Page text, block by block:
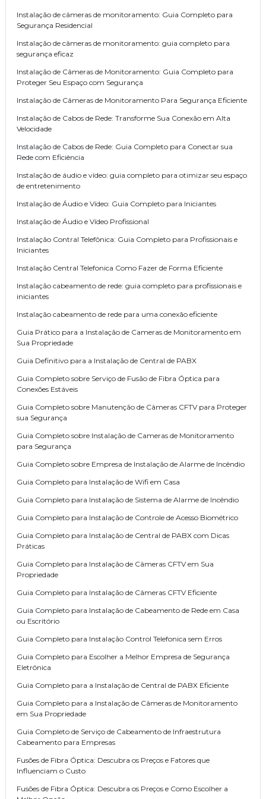
Instalação de câmeras de monitoramento: Guia Completo para
Segurança Residencial
Instalação de câmeras de monitoramento: guia completo para
segurança eficaz
Instalação de Câmeras de Monitoramento: Guia Completo para
Proteger Seu Espaço com Segurança
Instalação de Câmeras de Monitoramento Para Segurança Eficiente
Instalação de Cabos de Rede: Transforme Sua Conexão em Alta
Velocidade
Instalação de Cabos de Rede: Guia Completo para Conectar sua
Rede com Eficiência
Instalação de áudio e vídeo: guia completo para otimizar seu espaço
de entretenimento
Instalação de Áudio e Vídeo: Guia Completo para Iniciantes
Instalação de Áudio e Vídeo Profissional
Instalação Contral Telefônica: Guia Completo para Profissionais e
Iniciantes
Instalação Central Telefonica Como Fazer de Forma Eficiente
Instalação cabeamento de rede: guia completo para profissionais e
iniciantes
Instalação cabeamento de rede para uma conexão eficiente
Guia Prático para a Instalação de Cameras de Monitoramento em
Sua Propriedade
Guia Definitivo para a Instalação de Central de PABX
Guia Completo sobre Serviço de Fusão de Fibra Óptica para
Conexões Estáveis
Guia Completo sobre Manutenção de Câmeras CFTV para Proteger
sua Segurança
Guia Completo sobre Instalação de Cameras de Monitoramento
para Segurança
Guia Completo sobre Empresa de Instalação de Alarme de Incêndio
Guia Completo para Instalação de Wifi em Casa
Guia Completo para Instalação de Sistema de Alarme de Incêndio
Guia Completo para Instalação de Controle de Acesso Biométrico
Guia Completo para Instalação de Central de PABX com Dicas
Práticas
Guia Completo para Instalação de Câmeras CFTV em Sua
Propriedade
Guia Completo para Instalação de Câmeras CFTV Eficiente
Guia Completo para Instalação de Cabeamento de Rede em Casa
ou Escritório
Guia Completo para Instalação Control Telefonica sem Erros
Guia Completo para Escolher a Melhor Empresa de Segurança
Eletrônica
Guia Completo para a Instalação de Central de PABX Eficiente
Guia Completo para a Instalação de Câmeras de Monitoramento
em Sua Propriedade
Guia Completo de Serviço de Cabeamento de Infraestrutura
Cabeamento para Empresas
Fusões de Fibra Óptica: Descubra os Preços e Fatores que
Influenciam o Custo
Fusões de Fibra Óptica: Descubra os Preços e Como Escolher a